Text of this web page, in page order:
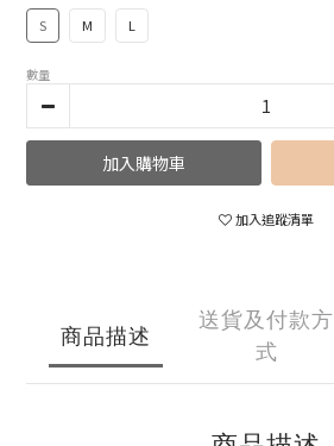
S M L
數量
加入購物車
加入追蹤清單
商品描述
送貨及付款方
式